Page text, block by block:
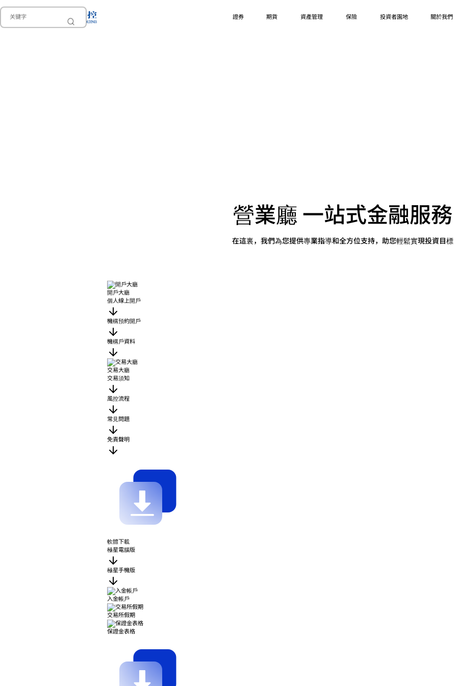
證券 期貨 資產管理 保險 投資者園地 關於我們
營業廳 一站式金融服務
在這裏，我們為您提供專業指導和全方位支持，助您輕鬆實現投資目標
開戶大廳
個人線上開戶
機構預約開戶
機構戶資料
交易大廳
交易須知
風控流程
常見問題
免責聲明
軟體下載
極星電腦版
極星手機版
入金帳戶
交易所假期
保證金表格